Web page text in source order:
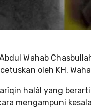
Wahab
oleh KH.
halâl yang
mengampuni